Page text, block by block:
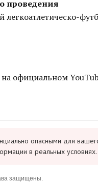
проведения
легкоатлетическо-
официальном
опасными для
в реальных условиях.
защищены.